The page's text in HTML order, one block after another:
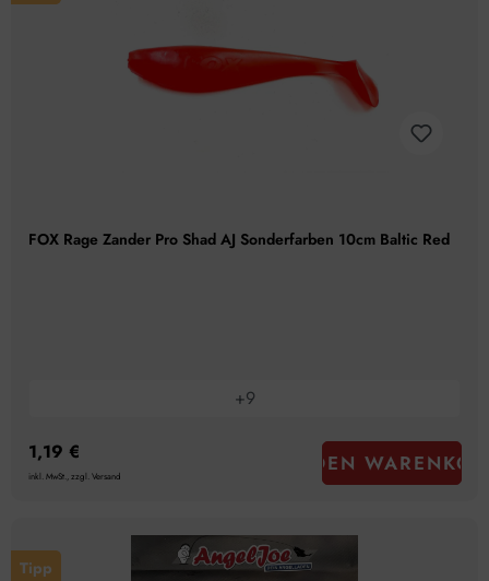
FOX Rage Zander Pro Shad AJ Sonderfarben 10cm Baltic Red
+9
1,19 €
inkl. MwSt., zzgl. Versand IN DEN
Tipp